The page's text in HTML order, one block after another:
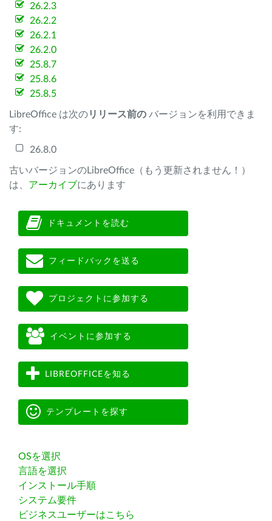
26.2.3
26.2.2
26.2.1
26.2.0
25.8.7
25.8.6
25.8.5
LibreOffice は次のリリース前の バージョンを利用できま
す:
26.8.0
古いバージョンのLibreOffice（もう更新されません！）
は、 アーカイブにあります
ドキュメントを読む
フィードバックを送る
プロジェクトに参加する
イベントに参加する
LIBREOFFICEを知る
テンプレートを探す
OSを選択
言語を選択
インストール手順
システム要件
ビジネスユーザーはこちら